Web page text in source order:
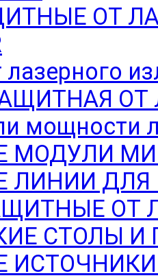
ОТ
ОТ
мощности
МОДУЛИ
ЛИНИИ
ОТ
СТОЛЫ И